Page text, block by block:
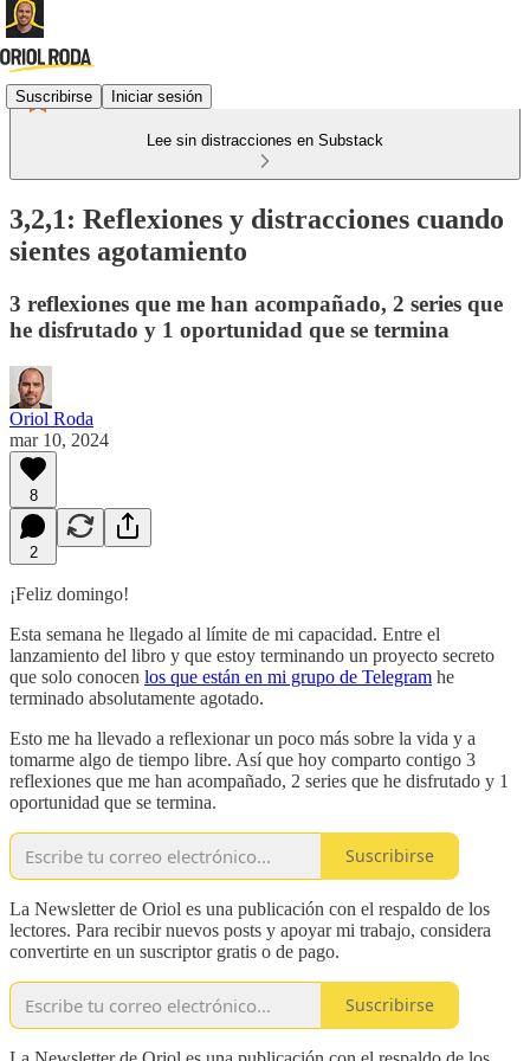
Suscribirse Iniciar sesión
Lee sin distracciones en Substack
3,2,1: Reflexiones y distracciones cuando
sientes agotamiento
3 reflexiones que me han acompañado, 2 series que
he disfrutado y 1 oportunidad que se termina
Oriol Roda
mar 10, 2024
8
2
¡Feliz domingo!
Esta semana he llegado al límite de mi capacidad. Entre el
lanzamiento del libro y que estoy terminando un proyecto secreto
que solo conocen los que están en mi grupo de Telegram he
terminado absolutamente agotado.
Esto me ha llevado a reflexionar un poco más sobre la vida y a
tomarme algo de tiempo libre. Así que hoy comparto contigo 3
reflexiones que me han acompañado, 2 series que he disfrutado y 1
oportunidad que se termina.
Suscribirse
La Newsletter de Oriol es una publicación con el respaldo de los
lectores. Para recibir nuevos posts y apoyar mi trabajo, considera
convertirte en un suscriptor gratis o de pago.
Suscribirse